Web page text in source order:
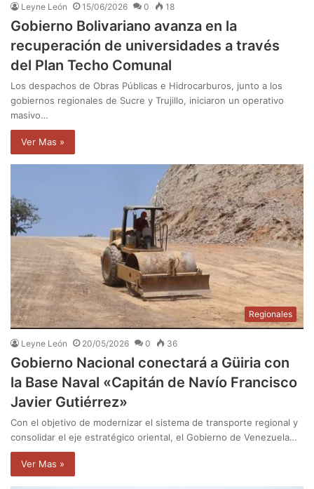
Leyne León 15/06/2026 0 18
Gobierno Bolivariano avanza en la
recuperación de universidades a través
del Plan Techo Comunal
Los despachos de Obras Públicas e Hidrocarburos, junto a los
gobiernos regionales de Sucre y Trujillo, iniciaron un operativo
masivo…
Ver Mas »
Regionales
Leyne León 20/05/2026 0 36
​Gobierno Nacional conectará a Güiria con
la Base Naval «Capitán de Navío Francisco
Javier Gutiérrez»
Con el objetivo de modernizar el sistema de transporte regional y
consolidar el eje estratégico oriental, el Gobierno de Venezuela…
Ver Mas »